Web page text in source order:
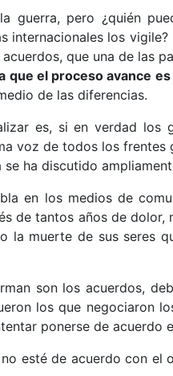
pero ¿quién
internacionales los
que una de las
que el proceso avance
de las diferencias.
es, si en verdad los
voz de todos los frentes
ha discutido
en los medios de
de tantos años de dolor,
la muerte de sus seres
son los acuerdos,
los que negociaron
ponerse de acuerdo
esté de acuerdo con el